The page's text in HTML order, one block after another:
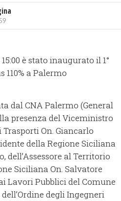
è stato inaugurato il 1°
110% a Palermo
dal CNA Palermo (General
presenza del Viceministro
On. Giancarlo
della Regione Siciliana
dell’Assessore al Territorio
Siciliana On. Salvatore
Lavori Pubblici del Comune
degli Ingegneri